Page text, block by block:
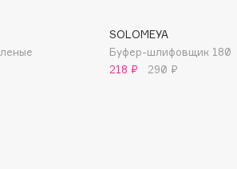
SOLOMEYA
Буфер-шлифовщик 180
218 ₽
290 ₽